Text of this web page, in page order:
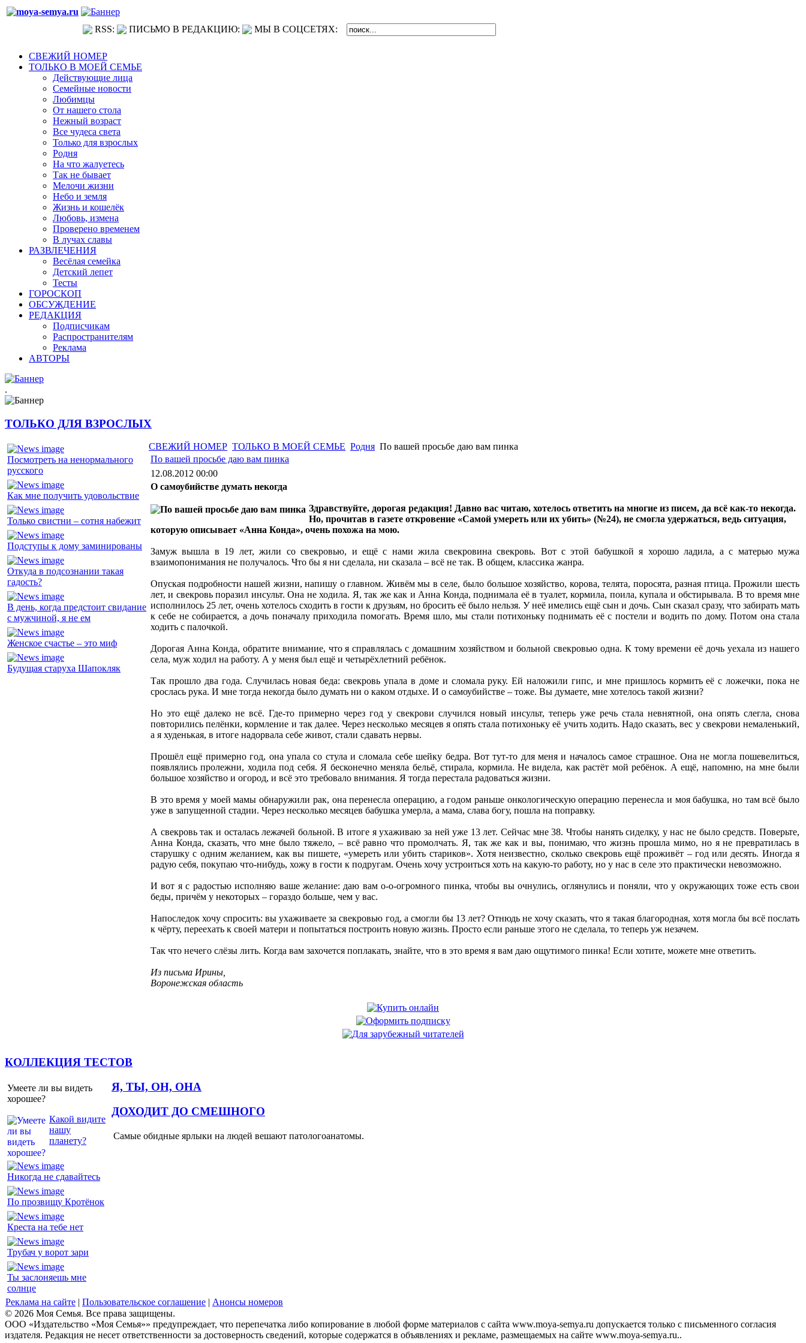
RSS: ПИСЬМО В РЕДАКЦИЮ: МЫ В СОЦСЕТЯХ:
СВЕЖИЙ НОМЕР
ТОЛЬКО В МОЕЙ СЕМЬЕ
Действующие лица
Семейные новости
Любимцы
От нашего стола
Нежный возраст
Все чудеса света
Только для взрослых
Родня
На что жалуетесь
Так не бывает
Мелочи жизни
Небо и земля
Жизнь и кошелёк
Любовь, измена
Проверено временем
В лучах славы
РАЗВЛЕЧЕНИЯ
Весёлая семейка
Детский лепет
Тесты
ГОРОСКОП
ОБСУЖДЕНИЕ
РЕДАКЦИЯ
Подписчикам
Распространителям
Реклама
АВТОРЫ
.
ТОЛЬКО ДЛЯ ВЗРОСЛЫХ
Посмотреть на ненормального
русского
Как мне получить удовольствие
Только свистни – сотня набежит
Подступы к дому заминированы
Откуда в подсознании такая
гадость?
В день, когда предстоит свидание
с мужчиной, я не ем
Женское счастье – это миф
Будущая старуха Шапокляк
СВЕЖИЙ НОМЕР ТОЛЬКО В МОЕЙ СЕМЬЕ Родня По вашей просьбе даю вам пинка
По вашей просьбе даю вам пинка
12.08.2012 00:00
О самоубийстве думать некогда
Здравствуйте, дорогая редакция! Давно вас читаю, хотелось ответить на многие из писем, да всё как-то некогда.
Но, прочитав в газете откровение «Самой умереть или их убить» (№24), не смогла удержаться, ведь ситуация,
которую описывает «Анна Конда», очень похожа на мою.
Замуж вышла в 19 лет, жили со свекровью, и ещё с нами жила свекровина свекровь. Вот с этой бабушкой я хорошо ладила, а с матерью мужа
взаимопонимания не получалось. Что бы я ни сделала, ни сказала – всё не так. В общем, классика жанра.
Опуская подробности нашей жизни, напишу о главном. Живём мы в селе, было большое хозяйство, корова, телята, поросята, разная птица. Прожили шесть
лет, и свекровь поразил инсульт. Она не ходила. Я, так же как и Анна Конда, поднимала её в туалет, кормила, поила, купала и обстирывала. В то время мне
исполнилось 25 лет, очень хотелось сходить в гости к друзьям, но бросить её было нельзя. У неё имелись ещё сын и дочь. Сын сказал сразу, что забирать мать
к себе не собирается, а дочь поначалу приходила помогать. Время шло, мы стали потихоньку поднимать её с постели и водить по дому. Потом она стала
ходить с палочкой.
Дорогая Анна Конда, обратите внимание, что я справлялась с домашним хозяйством и больной свекровью одна. К тому времени её дочь уехала из нашего
села, муж ходил на работу. А у меня был ещё и четырёхлетний ребёнок.
Так прошло два года. Случилась новая беда: свекровь упала в доме и сломала руку. Ей наложили гипс, и мне пришлось кормить её с ложечки, пока не
срослась рука. И мне тогда некогда было думать ни о каком отдыхе. И о самоубийстве – тоже. Вы думаете, мне хотелось такой жизни?
Но это ещё далеко не всё. Где-то примерно через год у свекрови случился новый инсульт, теперь уже речь стала невнятной, она опять слегла, снова
повторились пелёнки, кормление и так далее. Через несколько месяцев я опять стала потихоньку её учить ходить. Надо сказать, вес у свекрови немаленький,
а я худенькая, в итоге надорвала себе живот, стали сдавать нервы.
Прошёл ещё примерно год, она упала со стула и сломала себе шейку бедра. Вот тут-то для меня и началось самое страшное. Она не могла пошевелиться,
появлялись пролежни, ходила под себя. Я бесконечно меняла бельё, стирала, кормила. Не видела, как растёт мой ребёнок. А ещё, напомню, на мне были
большое хозяйство и огород, и всё это требовало внимания. Я тогда перестала радоваться жизни.
В это время у моей мамы обнаружили рак, она перенесла операцию, а годом раньше онкологическую операцию перенесла и моя бабушка, но там всё было
уже в запущенной стадии. Через несколько месяцев бабушка умерла, а мама, слава богу, пошла на поправку.
А свекровь так и осталась лежачей больной. В итоге я ухаживаю за ней уже 13 лет. Сейчас мне 38. Чтобы нанять сиделку, у нас не было средств. Поверьте,
Анна Конда, сказать, что мне было тяжело, – всё равно что промолчать. Я, так же как и вы, понимаю, что жизнь прошла мимо, но я не превратилась в
старушку с одним желанием, как вы пишете, «умереть или убить стариков». Хотя неизвестно, сколько свекровь ещё проживёт – год или десять. Иногда я
радую себя, покупаю что-нибудь, хожу в гости к подругам. Очень хочу устроиться хоть на какую-то работу, но у нас в селе это практически невозможно.
И вот я с радостью исполняю ваше желание: даю вам о-о-огромного пинка, чтобы вы очнулись, оглянулись и поняли, что у окружающих тоже есть свои
беды, причём у некоторых – гораздо больше, чем у вас.
Напоследок хочу спросить: вы ухаживаете за свекровью год, а смогли бы 13 лет? Отнюдь не хочу сказать, что я такая благородная, хотя могла бы всё послать
к чёрту, переехать к своей матери и попытаться построить новую жизнь. Просто если раньше этого не сделала, то теперь уж незачем.
Так что нечего слёзы лить. Когда вам захочется поплакать, знайте, что в это время я вам даю ощутимого пинка! Если хотите, можете мне ответить.
Из письма Ирины,
Воронежская область
КОЛЛЕКЦИЯ ТЕСТОВ
Умеете ли вы видеть
хорошее?
Какой видите
нашу
планету?
Я, ТЫ, ОН, ОНА
Никогда не сдавайтесь
По прозвищу Кротёнок
Креста на тебе нет
Трубач у ворот зари
Ты заслоняешь мне
солнце
ДОХОДИТ ДО СМЕШНОГО
Самые обидные ярлыки на людей вешают патологоанатомы.
Реклама на сайте | Пользовательское соглашение | Анонсы номеров
© 2026 Моя Семья. Все права защищены.
ООО «Издательство «Моя Семья»» предупреждает, что перепечатка либо копирование в любой форме материалов с сайта www.moya-semya.ru допускается только с письменного согласия
издателя. Редакция не несет ответственности за достоверность сведений, которые содержатся в объявлениях и рекламе, размещаемых на сайте www.moya-semya.ru..